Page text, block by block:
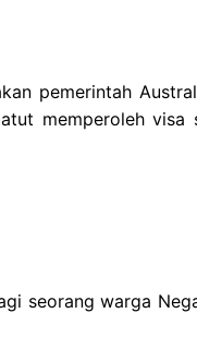
pemerintah
memperoleh visa
seorang warga